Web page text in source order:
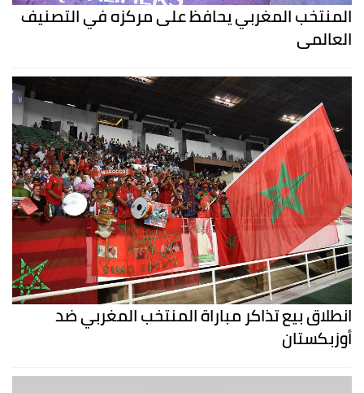
المنتخب المغربي يحافظ على مركزه في التصنيف
العالمي
انطلاق بيع تذاكر مباراة المنتخب المغربي ضد
أوزبكستان